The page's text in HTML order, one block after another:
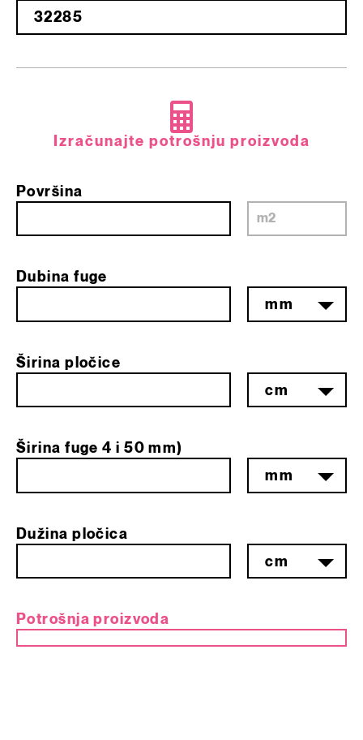
Izračunajte potrošnju proizvoda
Površina
m2
Dubina fuge
mm
Širina pločice
cm
Širina fuge 4 i50 mm)
mm
Dužina pločica
cm
Potrošnja proizvoda